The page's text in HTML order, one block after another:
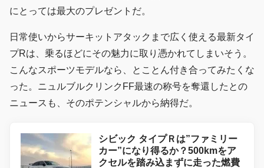
にとっては最大のプレゼントだ。
日常使いからサーキットアタックまで広く使える最新タイ
プRは、乗るほどにその魅力に取り憑かれてしまいそう。
こんなスポーツモデルなら、とことん付き合ってみたくな
った。ニュルブルクリンクFF最速の称号を奪還したとの
ニュースも、そのポテンシャルから納得だ。
シビック タイプＲは”ファミリー
カー”になり得るか？500kmをア
クセルを踏み込まずに走った燃費